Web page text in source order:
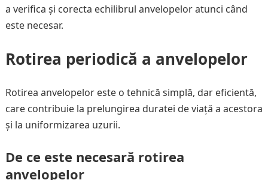
a verifica și corecta echilibrul anvelopelor atunci când
este necesar.
Rotirea periodică a anvelopelor
Rotirea anvelopelor este o tehnică simplă, dar eficientă,
care contribuie la prelungirea duratei de viață a acestora
și la uniformizarea uzurii.
De ce este necesară rotirea
anvelopelor